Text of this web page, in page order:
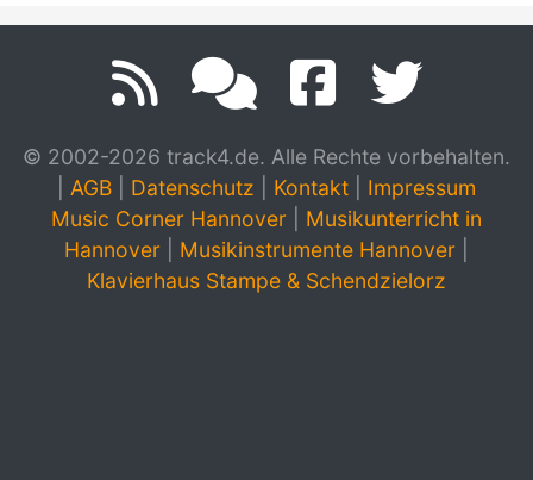
© 2002-2026 track4.de. Alle Rechte vorbehalten.
AGB Datenschutz Kontakt
Impressum
Music Corner Hannover
Musikunterricht in
Hannover
Musikinstrumente Hannover
Klavierhaus Stampe & Schendzielorz